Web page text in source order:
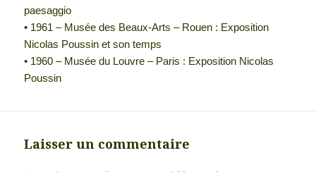
paesaggio
• 1961 – Musée des Beaux-Arts – Rouen : Exposition
Nicolas Poussin et son temps
• 1960 – Musée du Louvre – Paris : Exposition Nicolas
Poussin
Laisser un commentaire